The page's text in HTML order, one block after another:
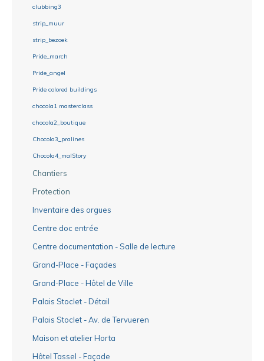
clubbing3
strip_muur
strip_bezoek
Pride_march
Pride_angel
Pride colored buildings
chocola1 masterclass
chocola2_boutique
Chocola3_pralines
Chocola4_malStory
Chantiers
Protection
Inventaire des orgues
Centre doc entrée
Centre documentation - Salle de lecture
Grand-Place - Façades
Grand-Place - Hôtel de Ville
Palais Stoclet - Détail
Palais Stoclet - Av. de Tervueren
Maison et atelier Horta
Hôtel Tassel - Façade